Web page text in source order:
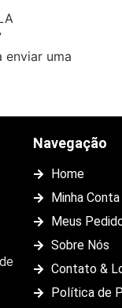
enviar uma
Navegação
Home
Minha Conta
Meus
Sobre Nós
Contato &
Política de